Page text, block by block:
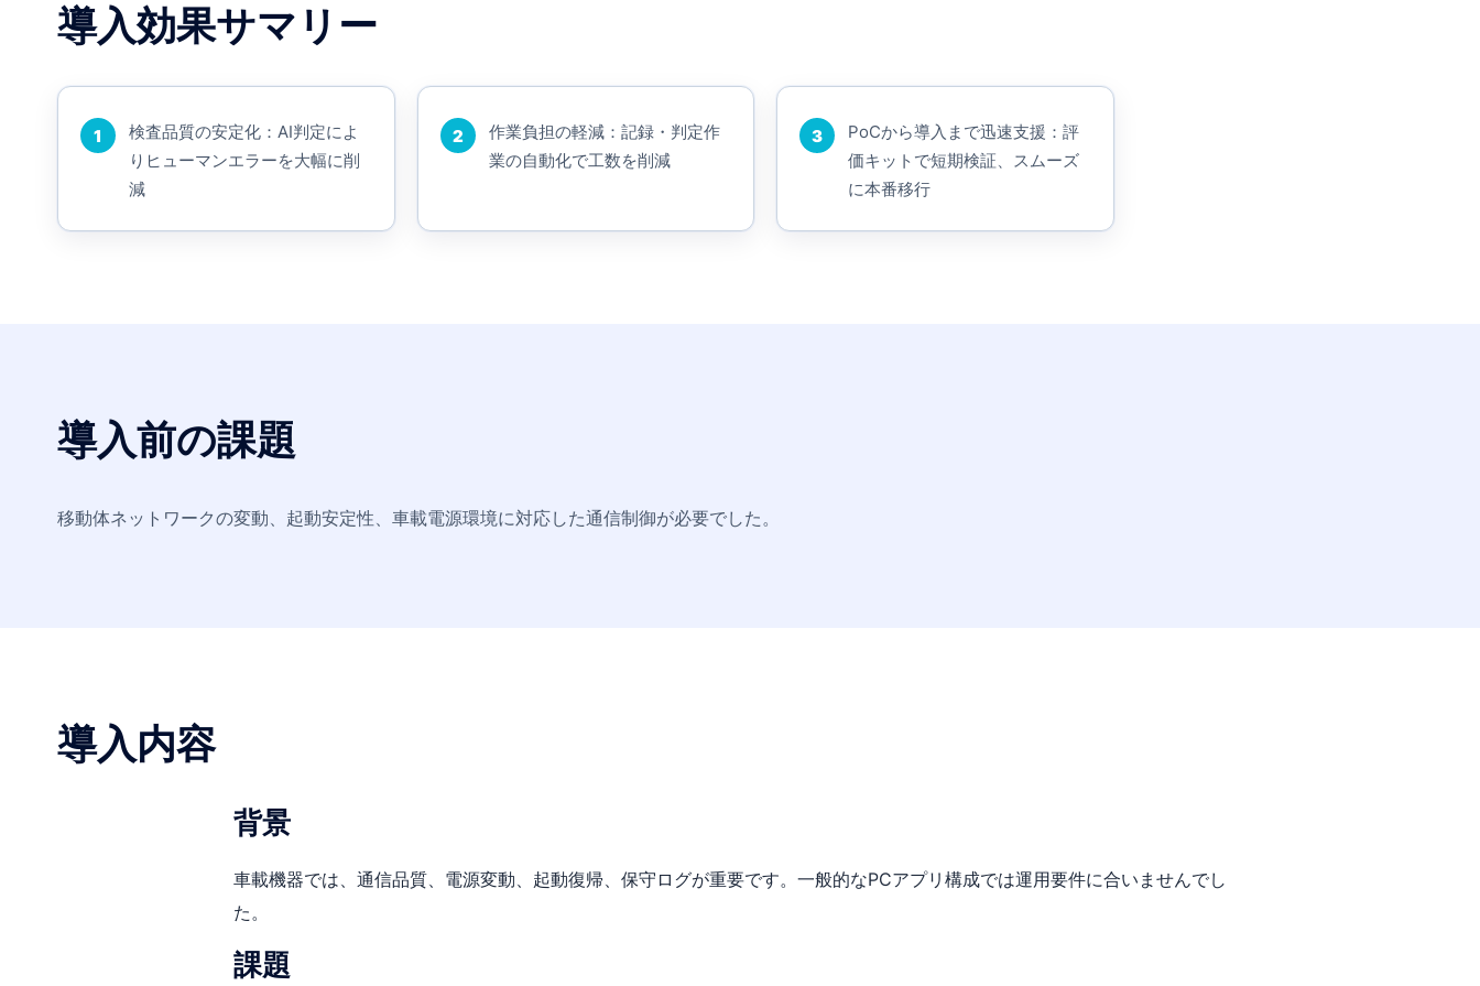
導入効果サマリー
1
検査品質の安定化：AI判定によ
りヒューマンエラーを大幅に削
減
2
作業負担の軽減：記録・判定作
業の自動化で工数を削減
3
PoCから導入まで迅速支援：評
価キットで短期検証、スムーズ
に本番移行
導入前の課題
移動体ネットワークの変動、起動安定性、車載電源環境に対応した通信制御が必要でした。
導入内容
背景
車載機器では、通信品質、電源変動、起動復帰、保守ログが重要です。一般的なPCアプリ構成では運用要件に合いませんでし
た。
課題